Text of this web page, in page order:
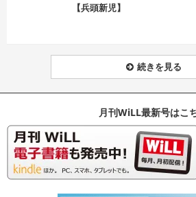
【兵頭新児】
続きを見る
月刊WiLL最新号はこ